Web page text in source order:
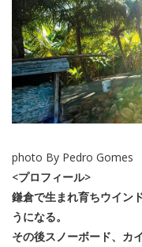
photo By Pedro Gomes
<プロフィール>
鎌倉で生まれ育ちウイン
うになる。
その後スノーボード、カ